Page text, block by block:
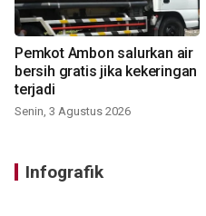
Pemkot Ambon salurkan air
bersih gratis jika kekeringan
terjadi
Senin, 3 Agustus 2026
Infografik